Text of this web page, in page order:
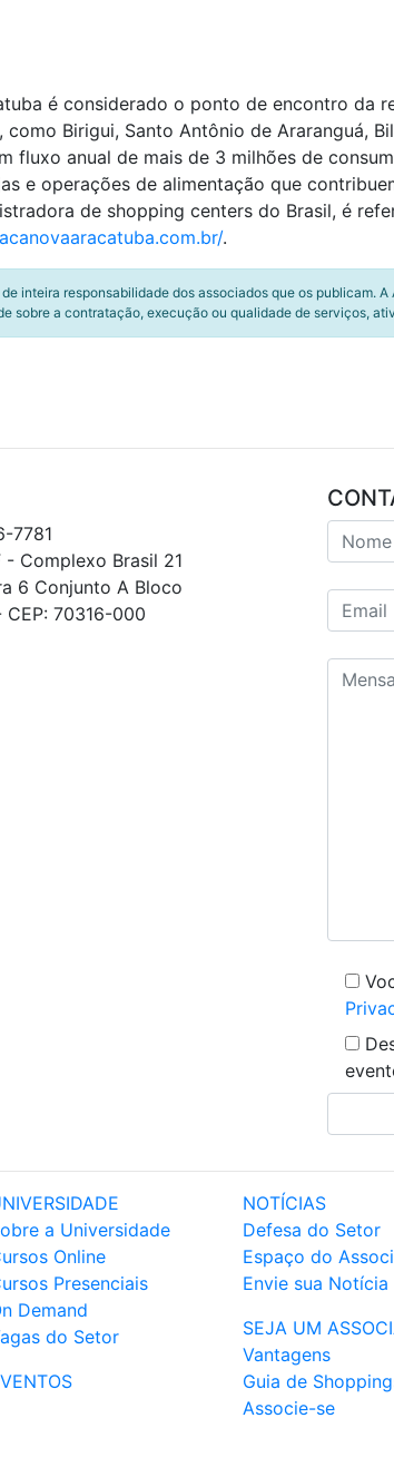
é considerado o ponto de encontro da
Birigui, Santo Antônio de Araranguá,
fluxo anual de mais de 3 milhões de
e operações de alimentação que
de shopping centers do Brasil, é
.
inteira responsabilidade dos associados que os publicam.
sobre a contratação, execução ou qualidade de serviços,
7781
- Complexo Brasil 21
6 Conjunto A Bloco
70316-000
a Universidade
Online
Presenciais
Demand
do Setor
NOTÍCIAS
Defesa do Setor
Espaço do
Envie sua Notícia
SEJA UM
Vantagens
Guia de
Associe-se